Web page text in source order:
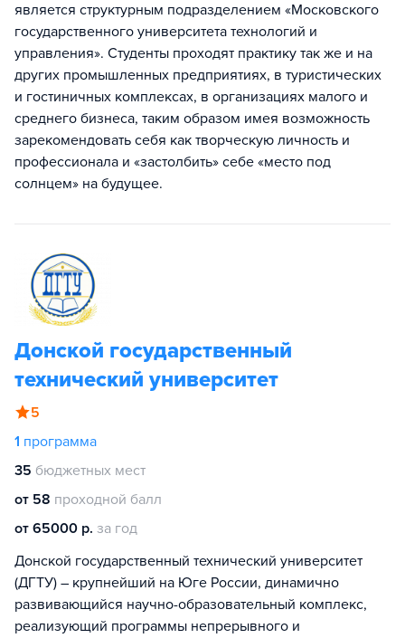
является структурным подразделением «Московского
государственного университета технологий и
управления». Студенты проходят практику так же и на
других промышленных предприятиях, в туристических
и гостиничных комплексах, в организациях малого и
среднего бизнеса, таким образом имея возможность
зарекомендовать себя как творческую личность и
профессионала и «застолбить» себе «место под
солнцем» на будущее.
Донской государственный
технический университет
5
1 программа
35 бюджетных мест
от 58 проходной балл
от 65000 р. за год
Донской государственный технический университет
(ДГТУ) – крупнейший на Юге России, динамично
развивающийся научно-образовательный комплекс,
реализующий программы непрерывного и